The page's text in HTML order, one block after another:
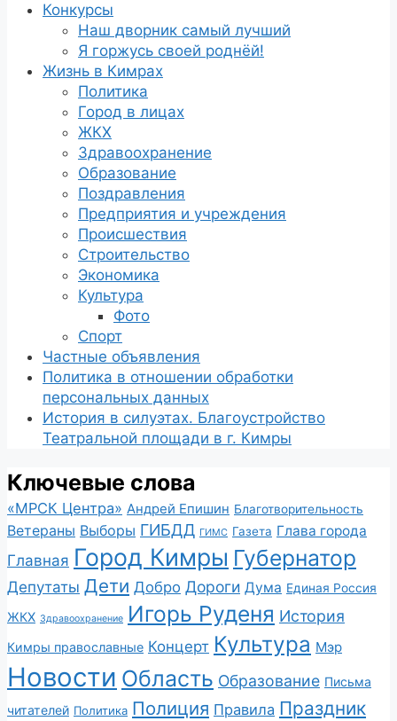
Конкурсы
Наш дворник самый лучший
Я горжусь своей роднёй!
Жизнь в Кимрах
Политика
Город в лицах
ЖКХ
Здравоохранение
Образование
Поздравления
Предприятия и учреждения
Происшествия
Строительство
Экономика
Культура
Фото
Спорт
Частные объявления
Политика в отношении обработки
персональных данных
История в силуэтах. Благоустройство
Театральной площади в г. Кимры
Ключевые слова
«МРСК Центра» Андрей Епишин Благотворительность
Ветераны Выборы ГИБДД ГИМС Газета Глава города
Главная Город Кимры Губернатор
Депутаты Дети Добро Дороги Дума Единая Россия
ЖКХ Здравоохранение Игорь Руденя История
Кимры православные Концерт Культура Мэр
Новости Область Образование Письма
читателей Политика Полиция Правила Праздник